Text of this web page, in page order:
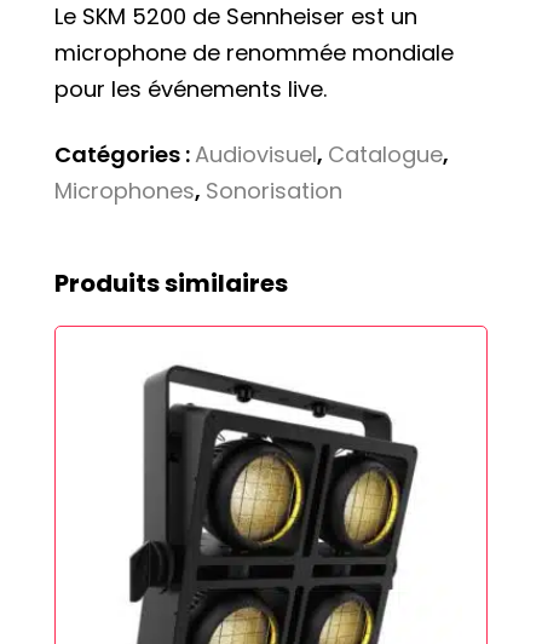
Le SKM 5200 de Sennheiser est un
microphone de renommée mondiale
pour les événements live.
Catégories :Audiovisuel, Catalogue,
Microphones, Sonorisation
Produits similaires